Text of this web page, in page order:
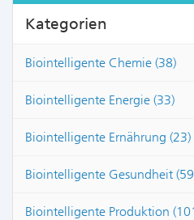
Kategorien
Biointelligente Chemie (38)
Biointelligente Energie (33)
Biointelligente Ernährung (23)
Biointelligente Gesundheit
Biointelligente Produktion